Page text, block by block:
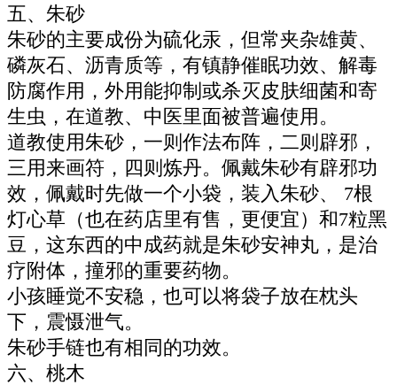
五、朱砂
朱砂的主要成份为硫化汞，但常夹杂雄黄、
磷灰石、沥青质等，有镇静催眠功效、解毒
防腐作用，外用能抑制或杀灭皮肤细菌和寄
生虫，在道教、中医里面被普遍使用。
道教使用朱砂，一则作法布阵，二则辟邪，
三用来画符，四则炼丹。佩戴朱砂有辟邪功
效，佩戴时先做一个小袋，装入朱砂、 7根
灯心草（也在药店里有售，更便宜）和7粒黑
豆，这东西的中成药就是朱砂安神丸，是治
疗附体，撞邪的重要药物。
小孩睡觉不安稳，也可以将袋子放在枕头
下，震慑泄气。
朱砂手链也有相同的功效。
六、桃木